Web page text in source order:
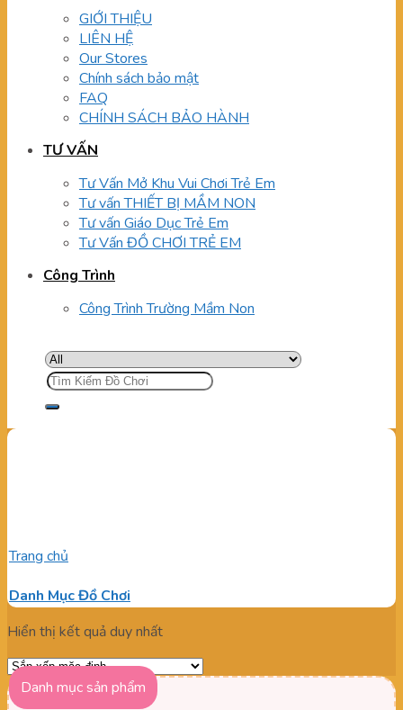
GIỚI THIỆU
LIÊN HỆ
Our Stores
Chính sách bảo mật
FAQ
CHÍNH SÁCH BẢO HÀNH
TƯ VẤN
Tư Vấn Mở Khu Vui Chơi Trẻ Em
Tư vấn THIẾT BỊ MẦM NON
Tư vấn Giáo Dục Trẻ Em
Tư Vấn ĐỒ CHƠI TRẺ EM
Công Trình
Công Trình Trường Mầm Non
Tìm
kiếm:
Trang chủ
Danh Mục Đồ Chơi
Hiển thị kết quả duy nhất
Danh mục sản phẩm